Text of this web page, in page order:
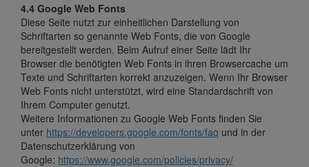
4.4 Google Web Fonts
Diese Seite nutzt zur einheitlichen Darstellung von
Schriftarten so genannte Web Fonts, die von Google
bereitgestellt werden. Beim Aufruf einer Seite lädt Ihr
Browser die benötigten Web Fonts in ihren Browsercache um
Texte und Schriftarten korrekt anzuzeigen. Wenn Ihr Browser
Web Fonts nicht unterstützt, wird eine Standardschrift von
Ihrem Computer genutzt.
Weitere Informationen zu Google Web Fonts finden Sie
unter https://developers.google.com/fonts/faq und in der
Datenschutzerklärung von
Google: https://www.google.com/policies/privacy/